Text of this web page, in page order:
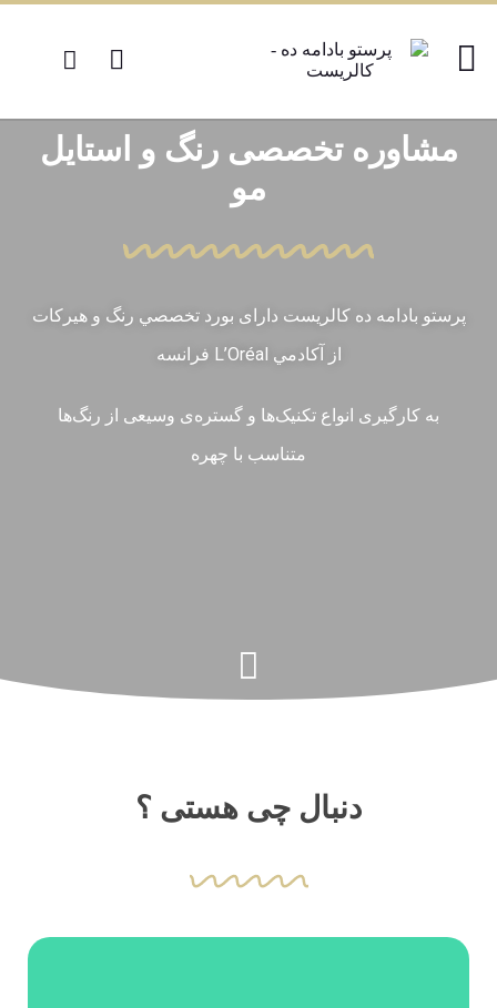
مشاوره تخصصی رنگ و استایل
مو
پرستو بادامه ده كالريست دارای بورد تخصصي رنگ و هيركات
از آكادمي L’Oréal فرانسه
به کارگیری انواع تکنیک‌ها و گستره‌ی وسیعی از رنگ‌ها
متناسب با چهره
دنبال چی هستی ؟